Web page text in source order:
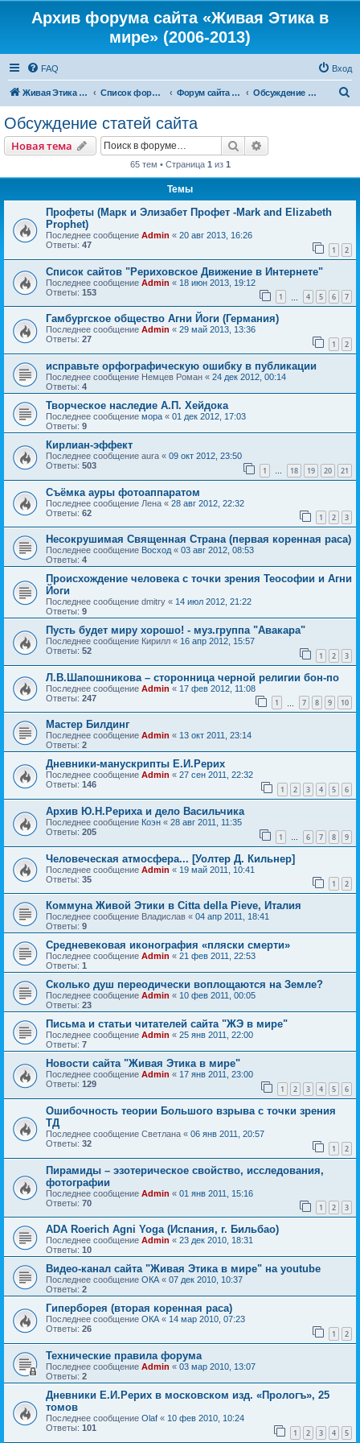
Архив форума сайта «Живая Этика в
мире» (2006-2013)
FAQ Вход
Живая Этика в мире Список форумов Форум сайта «Живая Этика в мире» Обсуждение статей сайта
Обсуждение статей сайта
Новая тема Поиск
65 тем • Страница 1 из 1
Темы
Профеты (Марк и Элизабет Профет -Mark and Elizabeth
Prophet)
Последнее сообщение Admin « 20 авг 2013, 16:26
Ответы: 47 1 2
Список сайтов "Рериховское Движение в Интернете"
Последнее сообщение Admin « 18 июн 2013, 19:12
Ответы: 153 1 4 5 6 7
Гамбургское общество Агни Йоги (Германия)
Последнее сообщение Admin « 29 май 2013, 13:36
Ответы: 27 1 2
исправьте орфографическую ошибку в публикации
Последнее сообщение Немцев Роман « 24 дек 2012, 00:14
Ответы: 4
Творческое наследие А.П. Хейдока
Последнее сообщение мора « 01 дек 2012, 17:03
Ответы: 9
Кирлиан-эффект
Последнее сообщение aura « 09 окт 2012, 23:50
Ответы: 503 1 … 18 19 20 21
Съёмка ауры фотоаппаратом
Последнее сообщение Лена « 28 авг 2012, 22:32
Ответы: 62 1 2 3
Несокрушимая Священная Страна (первая коренная раса)
Последнее сообщение Восход « 03 авг 2012, 08:53
Ответы: 4
Происхождение человека с точки зрения Теософии и Агни
Йоги
Последнее сообщение dmitry « 14 июл 2012, 21:22
Ответы: 9
Пусть будет миру хорошо! - муз.группа "Авакара"
Последнее сообщение Кирилл « 16 апр 2012, 15:57
Ответы: 52 1 2 3
Л.В.Шапошникова – сторонница черной религии бон-по
Последнее сообщение Admin « 17 фев 2012, 11:08
Ответы: 247 1 7 8 9 10
Мастер Билдинг
Последнее сообщение Admin « 13 окт 2011, 23:14
Ответы: 2
Дневники-манускрипты Е.И.Рерих
Последнее сообщение Admin « 27 сен 2011, 22:32
Ответы: 146 1 2 3 4 5 6
Архив Ю.Н.Рериха и дело Васильчика
Последнее сообщение Коэн « 28 авг 2011, 11:35
Ответы: 205 1 … 6 7 8 9
Человеческая атмосфера... [Уолтер Д. Кильнер]
Последнее сообщение Admin « 19 май 2011, 10:41
Ответы: 35 1 2
Коммуна Живой Этики в Citta della Pieve, Италия
Последнее сообщение Владислав « 04 апр 2011, 18:41
Ответы: 9
Средневековая иконография «пляски смерти»
Последнее сообщение Admin « 21 фев 2011, 22:53
Ответы: 1
Сколько душ переодически воплощаются на Земле?
Последнее сообщение Admin « 10 фев 2011, 00:05
Ответы: 23
Письма и статьи читателей сайта "ЖЭ в мире"
Последнее сообщение Admin « 25 янв 2011, 22:00
Ответы: 7
Новости сайта "Живая Этика в мире"
Последнее сообщение Admin « 17 янв 2011, 23:00
Ответы: 129 1 2 3 4 5 6
Ошибочность теории Большого взрыва с точки зрения
ТД
Последнее сообщение Светлана « 06 янв 2011, 20:57
Ответы: 32 1 2
Пирамиды – эзотерическое свойство, исследования,
фотографии
Последнее сообщение Admin « 01 янв 2011, 15:16
Ответы: 70 1 2 3
ADA Roerich Agni Yoga (Испания, г. Бильбао)
Последнее сообщение Admin « 23 дек 2010, 18:31
Ответы: 10
Видео-канал сайта "Живая Этика в мире" на youtube
Последнее сообщение ОКА « 07 дек 2010, 10:37
Ответы: 2
Гиперборея (вторая коренная раса)
Последнее сообщение ОКА « 14 мар 2010, 07:23
Ответы: 26 1 2
Технические правила форума
Последнее сообщение Admin « 03 мар 2010, 13:07
Ответы: 2
Дневники Е.И.Рерих в московском изд. «Прологъ», 25
томов
Последнее сообщение Olaf « 10 фев 2010, 10:24
Ответы: 101 1 2 3 4 5